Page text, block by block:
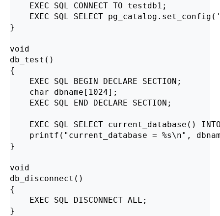
    EXEC SQL CONNECT TO testdb1;
EXEC SQL SELECT
}
void
db_test()
{
    EXEC SQL BEGIN DECLARE SECTION;
    char dbname[1024];
    EXEC SQL END DECLARE SECTION;
EXEC SQL SELECT current_database()
printf("current_database = %s\n",
}
void
db_disconnect()
{
    EXEC SQL DISCONNECT ALL;
}